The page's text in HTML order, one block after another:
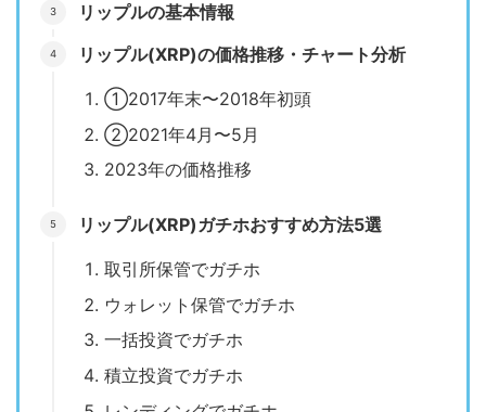
リップルの基本情報
リップル(XRP)の価格推移・チャート分析
①2017年末〜2018年初頭
②2021年4月〜5月
2023年の価格推移
リップル(XRP)ガチホおすすめ方法5選
取引所保管でガチホ
ウォレット保管でガチホ
一括投資でガチホ
積立投資でガチホ